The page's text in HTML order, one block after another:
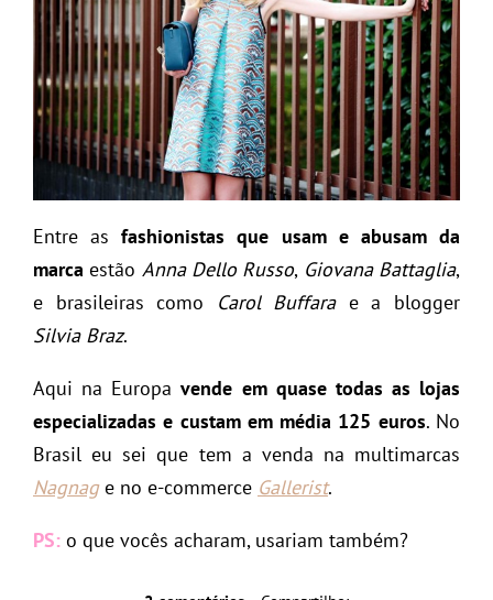
Entre asfashionistas que usam e abusam da
marca estão Anna Dello Russo, Giovana Battaglia,
e brasileiras como Carol Buffarae a blogger
Silvia Braz.
Aqui na Europavende em quase todas as lojas
especializadas e custam em média 125 euros. No
Brasil eu sei que tem a venda na multimarcas
Nagnage no e-commerce Gallerist.
PS: o que vocês acharam, usariam também?